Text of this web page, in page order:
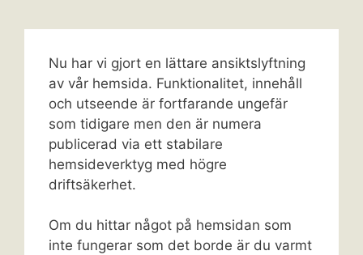
Nu har vi gjort en lättare ansiktslyftning
av vår hemsida. Funktionalitet, innehåll
och utseende är fortfarande ungefär
som tidigare men den är numera
publicerad via ett stabilare
hemsideverktyg med högre
driftsäkerhet.
Om du hittar något på hemsidan som
inte fungerar som det borde är du varmt